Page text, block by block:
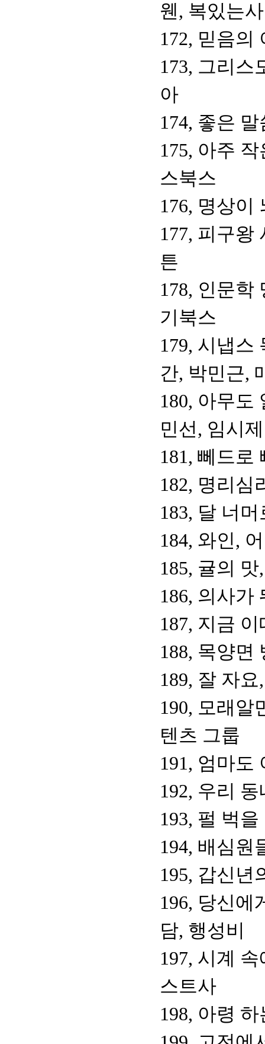
웬, 복있는
172, 믿음의
173, 그리스
아
174, 좋은
175, 아주
스북스
176, 명상이
177, 피구왕
튼
178, 인문학
기북스
179, 시냅스
간, 박민근,
180, 아무도
민선, 임시
181, 뻬드로
182, 명리심
183, 달 너
184, 와인,
185, 귤의
186, 의사가
187, 지금
188, 목양면
189, 잘 자
190, 모래알
텐츠 그룹
191, 엄마도
192, 우리
193, 펄 벅
194, 배심원
195, 갑신년
196, 당신에
담, 행성비
197, 시계
스트사
198, 아령